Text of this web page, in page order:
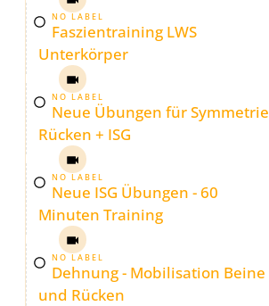
NO LABEL
Faszientraining LWS
Unterkörper
NO LABEL
Neue Übungen für Symmetrie
Rücken + ISG
NO LABEL
Neue ISG Übungen - 60
Minuten Training
NO LABEL
Dehnung - Mobilisation Beine
und Rücken